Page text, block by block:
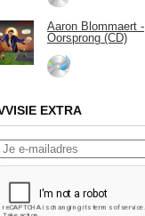
Aaron Blommaert -
Oorsprong (CD)
EXTRA